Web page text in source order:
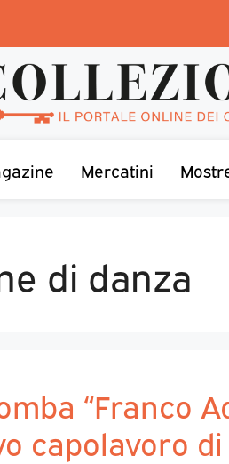
Mercatini
di danza
“Franco
capolavoro